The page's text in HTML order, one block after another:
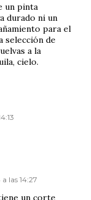
un pinta
durado ni un
para el
selección de
a la
cielo.
las 14:27
un corte